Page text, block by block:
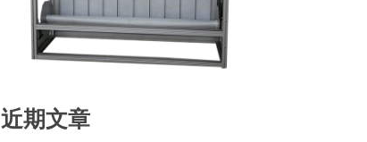
近期文章